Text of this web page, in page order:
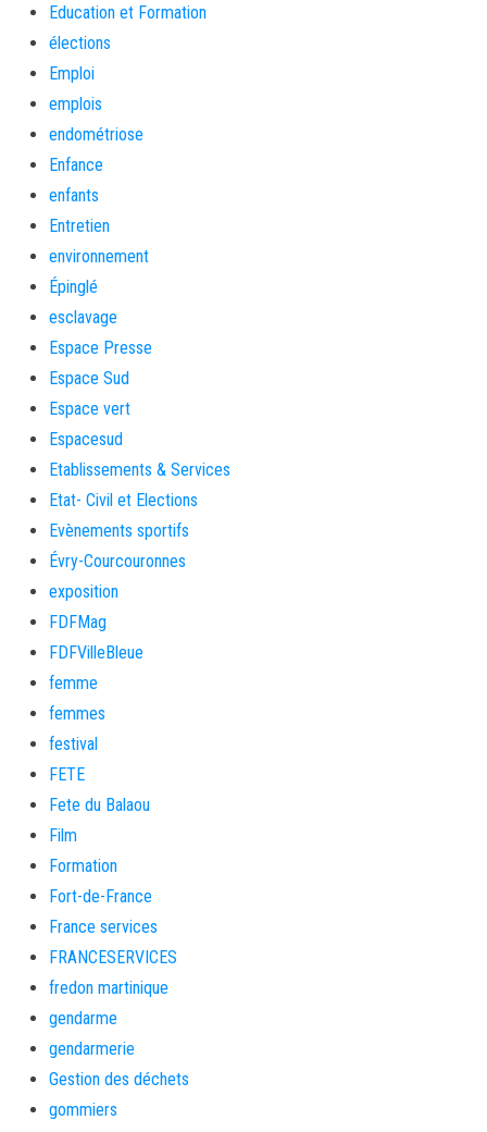
Education et Formation
élections
Emploi
emplois
endométriose
Enfance
enfants
Entretien
environnement
Épinglé
esclavage
Espace Presse
Espace Sud
Espace vert
Espacesud
Etablissements & Services
Etat- Civil et Elections
Evènements sportifs
Évry-Courcouronnes
exposition
FDFMag
FDFVilleBleue
femme
femmes
festival
FETE
Fete du Balaou
Film
Formation
Fort-de-France
France services
FRANCESERVICES
fredon martinique
gendarme
gendarmerie
Gestion des déchets
gommiers